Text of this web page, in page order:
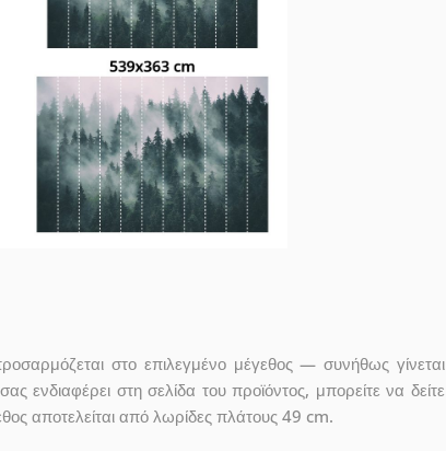
στο επιλεγμένο μέγεθος — συνήθως γίνεται
ενδιαφέρει στη σελίδα του προϊόντος, μπορείτε να δείτε
αποτελείται από λωρίδες πλάτους 49 cm.